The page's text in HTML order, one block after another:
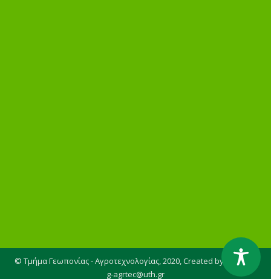
© Τμήμα Γεωπονίας - Αγροτεχνολογίας, 2020,Created by AGENSO
g-agrtec@uth.gr